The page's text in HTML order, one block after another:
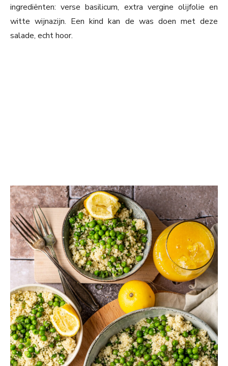
ingrediënten: verse basilicum, extra vergine olijfolie en
witte wijnazijn. Een kind kan de was doen met deze
salade, echt hoor.